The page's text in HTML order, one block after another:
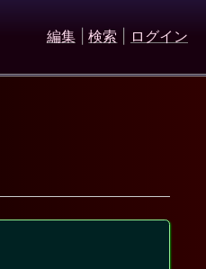
編集 検索 ログイン